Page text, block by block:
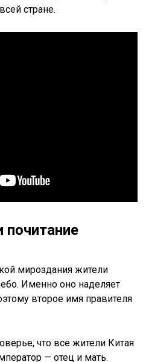
стране.
почитание
мироздания жители
Именно оно наделяет
второе имя правителя
что все жители Китая
— отец и мать.